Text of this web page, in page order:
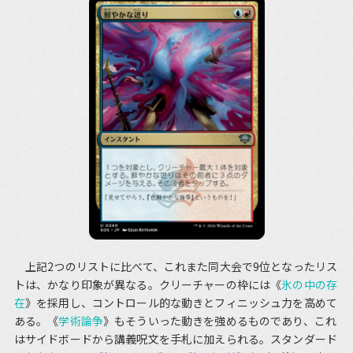
上記2つのリストに比べて、これまた同大会で9位となったリス
トは、かなり印象が異なる。クリーチャーの枠には《氷の中の存
在》を採用し、コントロール的な動きとフィニッシュ力を高めて
ある。《学術論争》もそういった動きを強めるものであり、これ
はサイドボードから講義呪文を手札に加えられる。スタンダード